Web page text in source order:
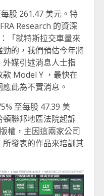
股 261.47 美元。特
Research 的資深
「就特斯拉交車量來
的，我們預估今年將
媒引述消息人士指
Model Y ，最快在
此為不實消息。
至每股 47.39 美
聯邦地區法院起訴
權，主因這兩家公司
發表的作品來培訓其